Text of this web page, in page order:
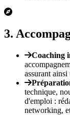
3.
Coaching
assurant
technique,
d'emploi :
networking,